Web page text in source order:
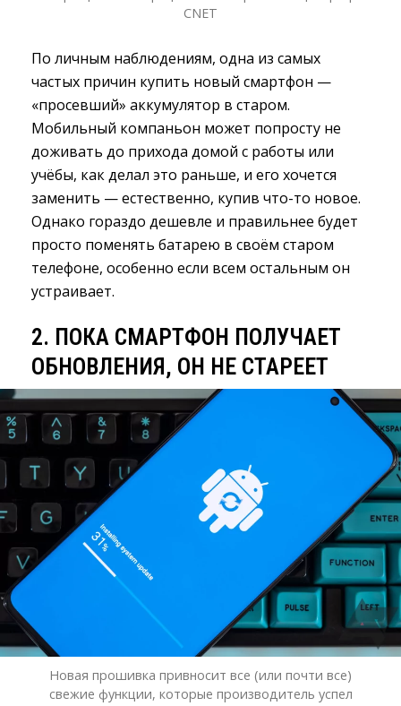
CNET
По личным наблюдениям, одна из самых
частых причин купить новый смартфон —
«просевший» аккумулятор в старом.
Мобильный компаньон может попросту не
доживать до прихода домой с работы или
учёбы, как делал это раньше, и его хочется
заменить — естественно, купив что-то новое.
Однако гораздо дешевле и правильнее будет
просто поменять батарею в своём старом
телефоне, особенно если всем остальным он
устраивает.
2. ПОКА СМАРТФОН ПОЛУЧАЕТ
ОБНОВЛЕНИЯ, ОН НЕ СТАРЕЕТ
Новая прошивка привносит все (или почти все)
свежие функции, которые производитель успел